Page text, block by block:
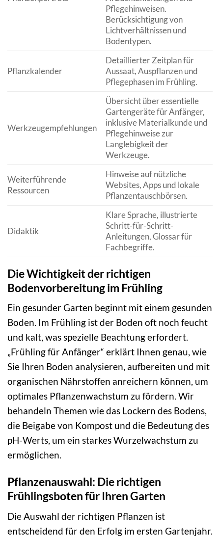
Pflegehinweisen.
Berücksichtigung von
Lichtverhältnissen und
Bodentypen.
Pflanzkalender
Detaillierter Zeitplan für
Aussaat, Auspflanzen und
Pflegephasen im Frühling.
Werkzeugempfehlungen
Übersicht über essentielle
Gartengeräte für Anfänger,
inklusive Materialkunde und
Pflegehinweise zur
Langlebigkeit der
Werkzeuge.
Weiterführende
Ressourcen
Hinweise auf nützliche
Websites, Apps und lokale
Pflanzentauschbörsen.
Didaktik
Klare Sprache, illustrierte
Schritt-für-Schritt-
Anleitungen, Glossar für
Fachbegriffe.
Die Wichtigkeit der richtigen
Bodenvorbereitung im Frühling
Ein gesunder Garten beginnt mit einem gesunden
Boden. Im Frühling ist der Boden oft noch feucht
und kalt, was spezielle Beachtung erfordert.
„Frühling für Anfänger“ erklärt Ihnen genau, wie
Sie Ihren Boden analysieren, aufbereiten und mit
organischen Nährstoffen anreichern können, um
optimales Pflanzenwachstum zu fördern. Wir
behandeln Themen wie das Lockern des Bodens,
die Beigabe von Kompost und die Bedeutung des
pH-Werts, um ein starkes Wurzelwachstum zu
ermöglichen.
Pflanzenauswahl: Die richtigen
Frühlingsboten für Ihren Garten
Die Auswahl der richtigen Pflanzen ist
entscheidend für den Erfolg im ersten Gartenjahr.